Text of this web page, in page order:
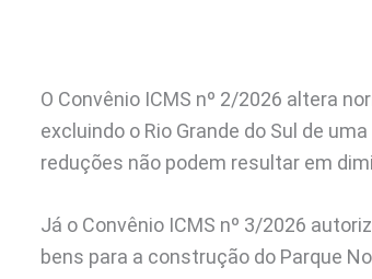
O Convênio ICMS nº 2/2026 altera
excluindo o Rio Grande do Sul de
reduções não podem resultar em
Já o Convênio ICMS nº 3/2026
bens para a construção do Parque